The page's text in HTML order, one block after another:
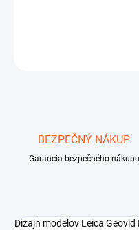
BEZPEČNÝ NÁKUP
Garancia bezpečného nákupu
Dizajn modelov Leica